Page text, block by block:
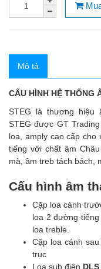
Mô tả
CẤU HÌNH HỆ THỐNG
STEG là thương hiệu
STEG được GT
loa, amply cao cấp cho
tiếng với chất âm
mà, âm treb tách bách,
Cấu hình âm
Cặp loa cánh
loa 2 đường
loa treble.
Cặp loa cánh
trục
Loa sub điện DLS